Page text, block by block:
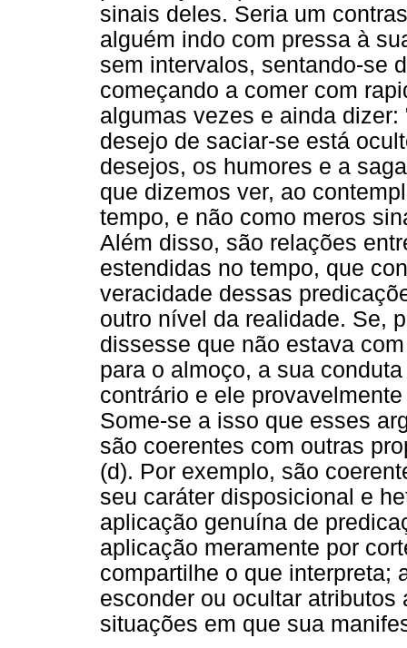
sinais deles. Seria um
alguém indo com pressa à
sem intervalos, sentando-se
começando a comer com
algumas vezes e ainda
desejo de saciar-se está
desejos, os humores e a
que dizemos ver, ao
tempo, e não como meros
Além disso, são relações
estendidas no tempo, que
veracidade dessas
outro nível da realidade. Se,
dissesse que não estava
para o almoço, a sua
contrário e ele
Some-se a isso que esses
são coerentes com outras
(d). Por exemplo, são
seu caráter disposicional e
aplicação genuína de
aplicação meramente por
compartilhe o que interpreta;
esconder ou ocultar
situações em que sua